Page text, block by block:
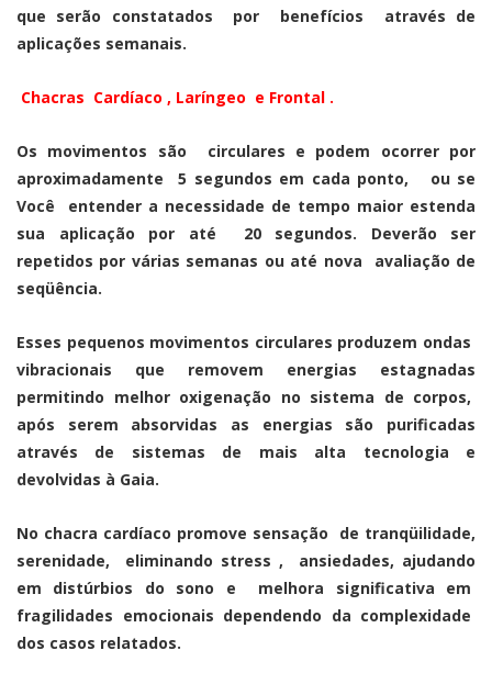
que serão constatados por benefícios através de
aplicações semanais.
Chacras Cardíaco , Laríngeo e Frontal .
Os movimentos são circulares e podem ocorrer por
aproximadamente 5 segundos em cada ponto, ou se
Você entender a necessidade de tempo maior estenda
sua aplicação por até 20 segundos. Deverão ser
repetidos por várias semanas ou até nova avaliação de
seqüência.
Esses pequenos movimentos circulares produzem ondas
vibracionais que removem energias estagnadas
permitindo melhor oxigenação no sistema de corpos,
após serem absorvidas as energias são purificadas
através de sistemas de mais alta tecnologia e
devolvidas à Gaia.
No chacra cardíaco promove sensação de tranqüilidade,
serenidade, eliminando stress , ansiedades, ajudando
em distúrbios do sono e melhora significativa em
fragilidades emocionais dependendo da complexidade
dos casos relatados.